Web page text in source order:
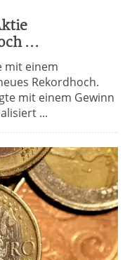
...
mit einem
Rekordhoch.
mit einem Gewinn
...